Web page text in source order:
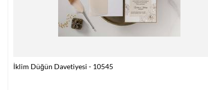
İklim Düğün Davetiyesi - 10545